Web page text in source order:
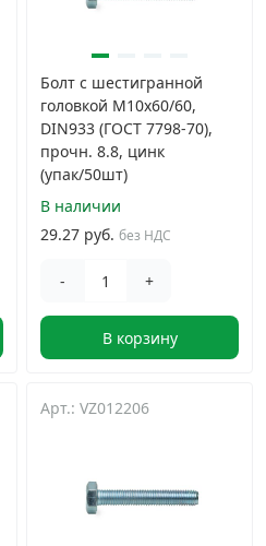
Болт с шестигранной
головкой М10х60/60,
DIN933 (ГОСТ 7798-70),
прочн. 8.8, цинк
(упак/50шт)
В наличии
29.27 руб. без НДС
- +
В корзину
Арт.: VZ012206